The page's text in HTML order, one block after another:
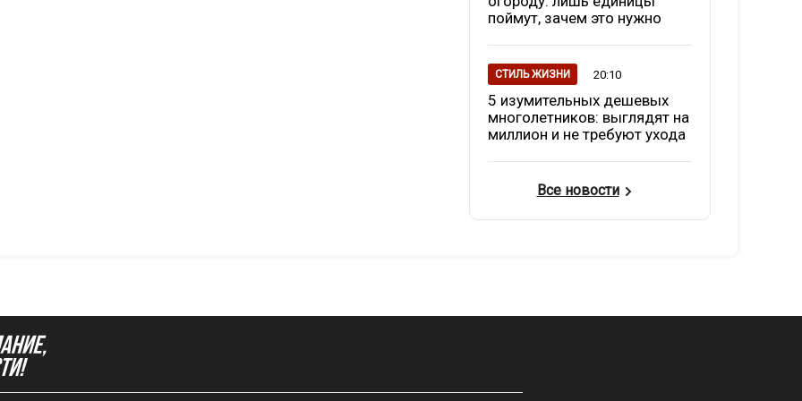
поймут, зачем это нужно
СТИЛЬ ЖИЗНИ 20:10
5 изумительных дешевых
многолетников: выглядят на
миллион и не требуют ухода
Все новости